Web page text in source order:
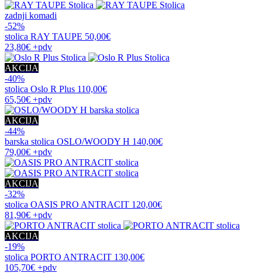
zadnji komadi
-52%
stolica RAY TAUPE 50,00€
23,80€ +pdv
AKCIJA
-40%
stolica Oslo R Plus 110,00€
65,50€ +pdv
AKCIJA
-44%
barska stolica OSLO/WOODY H 140,00€
79,00€ +pdv
AKCIJA
-32%
stolica OASIS PRO ANTRACIT 120,00€
81,90€ +pdv
AKCIJA
-19%
stolica PORTO ANTRACIT 130,00€
105,70€ +pdv